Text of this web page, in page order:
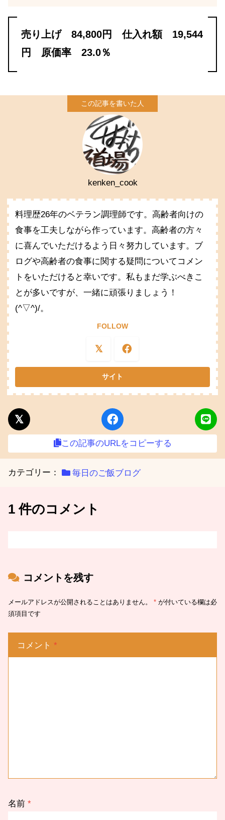
売り上げ 84,800円 仕入れ額 19,544
円 原価率 23.0％
kenken_cook
料理歴26年のベテラン調理師です。高齢者向けの
食事を工夫しながら作っています。高齢者の方々
に喜んでいただけるよう日々努力しています。ブ
ログや高齢者の食事に関する疑問についてコメン
トをいただけると幸いです。私もまだ学ぶべきこ
とが多いですが、一緒に頑張りましょう！
(^▽^)/。
FOLLOW
この記事のURLをコピーする
カテゴリー： 毎日のご飯ブログ
1 件のコメント
コメントを残す
メールアドレスが公開されることはありません。 * が付いている欄は必
須項目です
コメント *
名前 *